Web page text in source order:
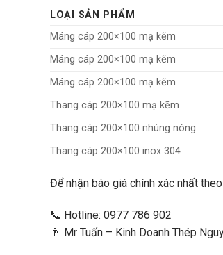
LOẠI SẢN PHẨM
Máng cáp 200×100 mạ kẽm
Máng cáp 200×100 mạ kẽm
Máng cáp 200×100 mạ kẽm
Thang cáp 200×100 mạ kẽm
Thang cáp 200×100 nhúng nóng
Thang cáp 200×100 inox 304
Để nhận báo giá chính xác nhất
📞 Hotline: 0977 786 902
👨 Mr Tuấn – Kinh Doanh Thép